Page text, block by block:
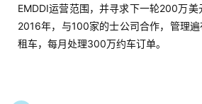
EMDDI运营范围，并寻求下一轮200万美
2016年，与100家的士公司合作，管理
租车，每月处理300万约车订单。